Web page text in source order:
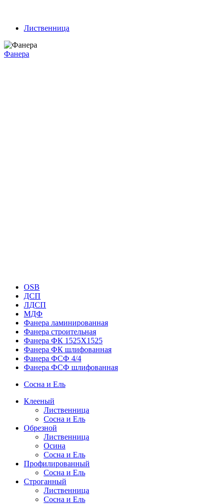
Лиственница
Фанера
OSB
ДСП
ЛДСП
МДФ
Фанера ламинированная
Фанера строительная
Фанера ФК 1525Х1525
Фанера ФК шлифованная
Фанера ФСФ 4/4
Фанера ФСФ шлифованная
Сосна и Ель
Клееный
Лиственница
Сосна и Ель
Обрезной
Лиственница
Осина
Сосна и Ель
Профилированный
Сосна и Ель
Строганный
Лиственница
Сосна и Ель